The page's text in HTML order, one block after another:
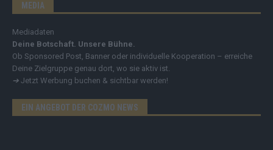
MEDIA
Mediadaten
Deine Botschaft. Unsere Bühne.
Ob Sponsored Post, Banner oder individuelle Kooperation – erreiche
Deine Zielgruppe genau dort, wo sie aktiv ist.
➔ Jetzt Werbung buchen & sichtbar werden!
EIN ANGEBOT DER COZMO NEWS